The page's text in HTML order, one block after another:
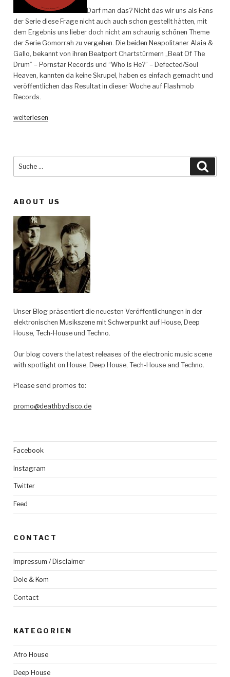
Darf man das? Nicht das wir uns als Fans
der Serie diese Frage nicht auch auch schon gestellt hätten, mit
dem Ergebnis uns lieber doch nicht am schaurig schönen Theme
der Serie Gomorrah zu vergehen. Die beiden Neapolitaner Alaia &
Gallo, bekannt von ihren Beatport Chartstürmern „Beat Of The
Drum” – Pornstar Records und “Who Is He?” – Defected/Soul
Heaven, kannten da keine Skrupel, haben es einfach gemacht und
veröffentlichen das Resultat in dieser Woche auf Flashmob
Records.
„Alaia
weiterlesen
ABOUT US
Unser Blog präsentiert die neuesten Veröffentlichungen in der
elektronischen Musikszene mit Schwerpunkt auf House, Deep
House, Tech-House und Techno.
Our blog covers the latest releases of the electronic music scene
with spotlight on House, Deep House, Tech-House and Techno.
Please send promos to:
promo@deathbydisco.de
Facebook
Instagram
Twitter
Feed
CONTACT
Impressum / Disclaimer
Dole & Kom
Contact
KATEGORIEN
Afro House
Deep House